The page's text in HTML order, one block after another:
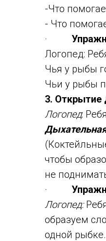
-Что
- Что
·
Логопед:
Чья у рыбы
Чьи у рыбы
3. Открытие
Логопед:
чтобы
не
·
Логопед:
образуем
одной рыбке.